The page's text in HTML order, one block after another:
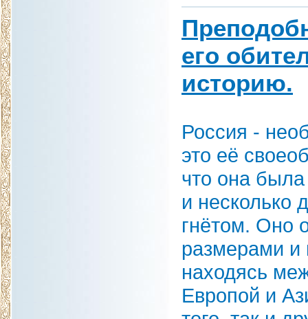
его
историю.
Россия -
это её
что она была
и несколько
гнётом. Оно
размерами и
находясь
Европой и